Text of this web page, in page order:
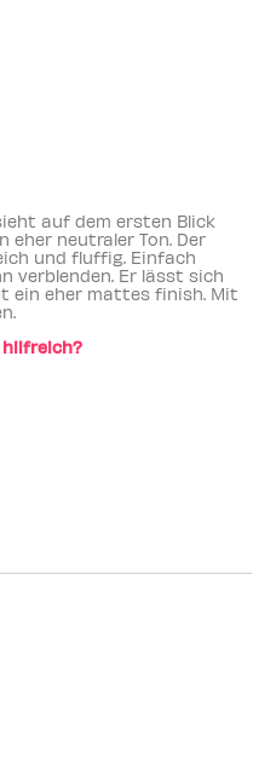
auf dem ersten Blick
eher neutraler Ton. Der
und fluffig. Einfach
verblenden. Er lässt sich
ein eher mattes finish. Mit
hilfreich?